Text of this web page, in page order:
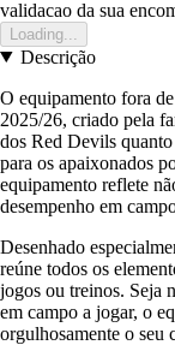
validacao da sua
Loading...
Descrição
O equipamento fora
2025/26, criado pela
dos Red Devils
para os apaixonados
equipamento reflete
desempenho em
Desenhado
reúne todos os
jogos ou treinos. Seja
em campo a jogar, o
orgulhosamente o seu